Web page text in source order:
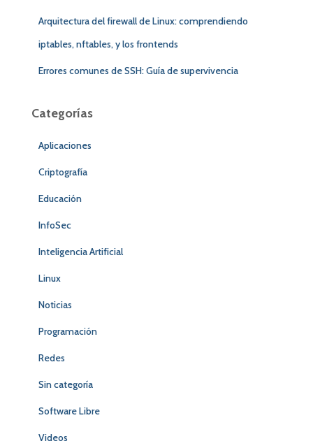
Arquitectura del firewall de Linux: comprendiendo
iptables, nftables, y los frontends
Errores comunes de SSH: Guía de supervivencia
Categorías
Aplicaciones
Criptografía
Educación
InfoSec
Inteligencia Artificial
Linux
Noticias
Programación
Redes
Sin categoría
Software Libre
Videos